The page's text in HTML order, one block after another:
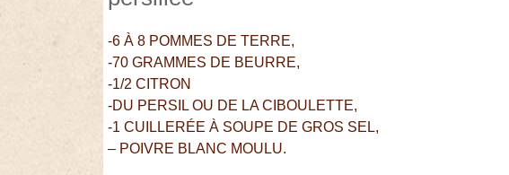
-6 À 8 POMMES DE TERRE,
-70 GRAMMES DE BEURRE,
-1/2 CITRON
-DU PERSIL OU DE LA CIBOULETTE,
-1 CUILLERÉE À SOUPE DE GROS SEL,
– POIVRE BLANC MOULU.